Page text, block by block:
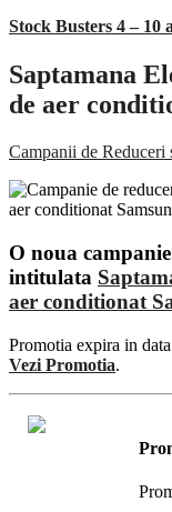
Stock Busters 4 – 10
Saptamana
de aer
Campanii de
O noua
intitulata
aer conditionat
Promotia expira in
Vezi Promotia.